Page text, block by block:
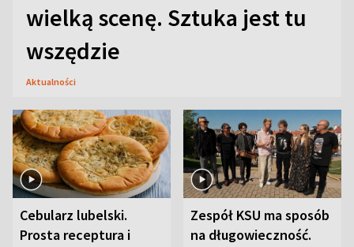
wielką scenę. Sztuka jest tu
wszędzie
Aktualności
Cebularz lubelski.
Prosta receptura i
Zespół KSU ma sposób
na długowieczność.